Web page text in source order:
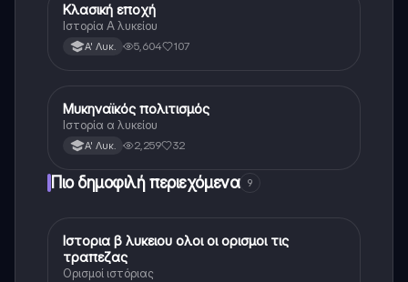
Ιστορία
Κλασική εποχή
Ιστορία Α λυκείου
Α' Λυκ. 5,604 107
Ιστορία
Μυκηναϊκός πολιτισμός
Ιστορία α λυκείου
Α' Λυκ. 2,259 32
Πιο δημοφιλή περιεχόμενα 9
Ιστορία
Ιστορια β λυκειου ολοι οι ορισμοι τις
τραπεζας
Ορισμοί ιστόριας